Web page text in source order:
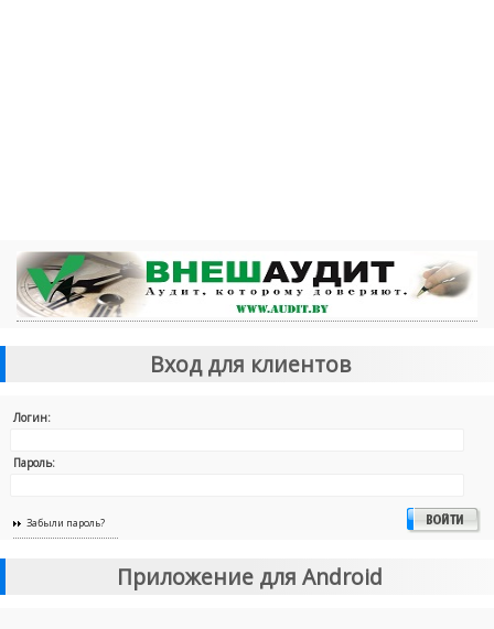
Вход для клиентов
Логин:
Пароль:
Забыли пароль?
Приложение для Android